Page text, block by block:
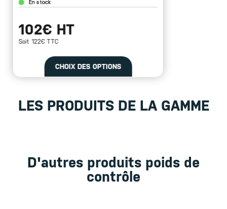
En stock
102€ HT
Soit 122€ TTC
CHOIX DES OPTIONS
LES PRODUITS DE LA GAMME
D'autres produits poids de
contrôle